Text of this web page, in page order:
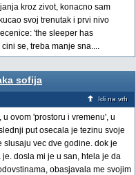
kroz zivot, konacno sam
svoj trenutak i prvi nivo
'the sleeper has
se, treba manje sna....
sofija
Idi na vrh
ovom 'prostoru i vremenu', u
put osecala je tezinu svoje
slusaju vec dve godine. dok je
dosla mi je u san, htela je da
obasjavala me svojim